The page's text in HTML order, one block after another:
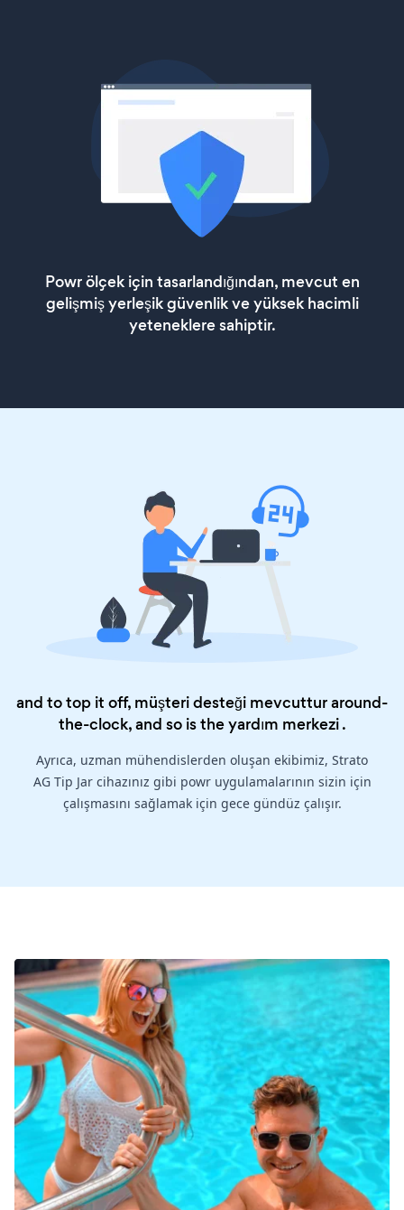
Powr ölçek için tasarlandığından, mevcut en
gelişmiş yerleşik güvenlik ve yüksek hacimli
yeteneklere sahiptir.
and to top it off, müşteri desteği mevcuttur around-
the-clock, and so is theyardım merkezi.
Ayrıca, uzman mühendislerden oluşan ekibimiz, Strato
AG Tip Jar cihazınız gibi powr uygulamalarının sizin için
çalışmasını sağlamak için gece gündüz çalışır.